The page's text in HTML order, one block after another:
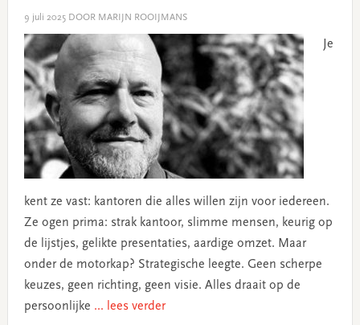
9 juli 2025DOOR MARIJN ROOIJMANS
Je
kent ze vast: kantoren die alles willen zijn voor iedereen.
Ze ogen prima: strak kantoor, slimme mensen, keurig op
de lijstjes, gelikte presentaties, aardige omzet. Maar
onder de motorkap? Strategische leegte. Geen scherpe
keuzes, geen richting, geen visie. Alles draait op de
persoonlijke ... lees verder